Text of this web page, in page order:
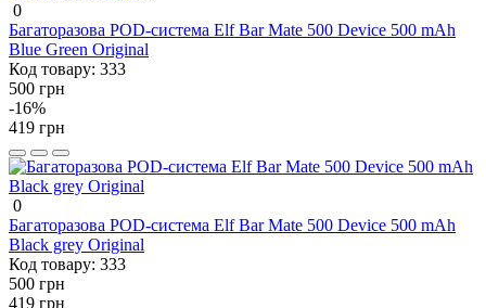
0
Багаторазова POD-система Elf Bar Mate 500 Device 500 mAh
Blue Green Original
Код товару: 333
500 грн
-16%
419 грн
0
Багаторазова POD-система Elf Bar Mate 500 Device 500 mAh
Black grey Original
Код товару: 333
500 грн
419 грн